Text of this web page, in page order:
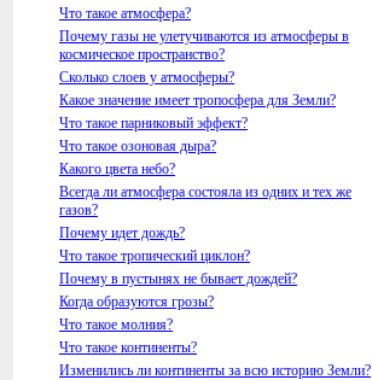
Что такое атмосфера?
Почему газы не улетучиваются из атмосферы в
космическое пространство?
Сколько слоев у атмосферы?
Какое значение имеет тропосфера для Земли?
Что такое парниковый эффект?
Что такое озоновая дыра?
Какого цвета небо?
Всегда ли атмосфера состояла из одних и тех же
газов?
Почему идет дождь?
Что такое тропический циклон?
Почему в пустынях не бывает дождей?
Когда образуются грозы?
Что такое молния?
Что такое континенты?
Изменились ли континенты за всю историю Земли?